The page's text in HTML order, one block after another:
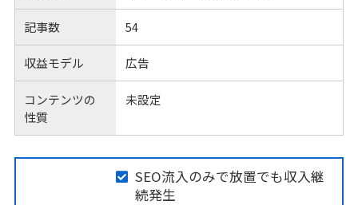
記事数 54
収益モデル 広告
コンテンツの
性質
未設定
SEO流入のみで放置でも収入継
続発生